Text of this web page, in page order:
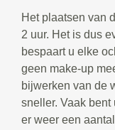
Het plaatsen van
2 uur. Het is dus
bespaart u elke
geen make-up
bijwerken van de
sneller. Vaak bent
er weer een